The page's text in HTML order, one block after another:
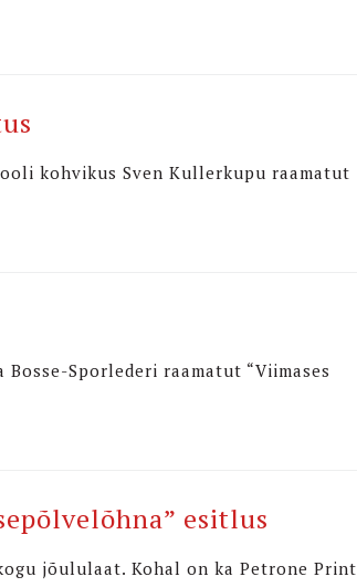
kohvikus Sven Kullerkupu raamatut
Sporlederi raamatut “Viimases
esitlus
jõululaat. Kohal on ka Petrone Print